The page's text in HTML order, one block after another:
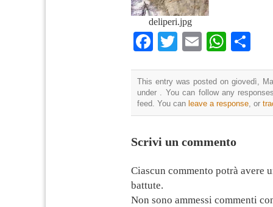
deliperi.jpg
Facebook
TwitterEmail
This entry was posted on giovedì,
under . You can follow any
feed. You can leave a response, or
Scrivi un commento
Ciascun commento potrà avere
battute.
Non sono ammessi commenti